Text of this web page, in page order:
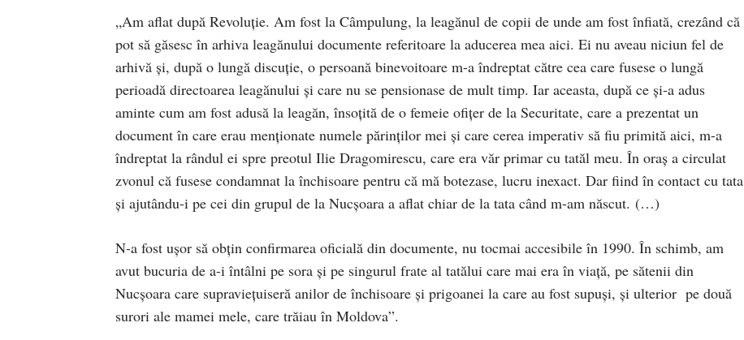
„Am aflat după Revoluţie. Am fost la Câmpulung, la leagănul de copii de unde am fost înfiată, crezând că
pot să găsesc în arhiva leagănului documente referitoare la aducerea mea aici. Ei nu aveau niciun fel de
arhivă şi, după o lungă discuţie, o persoană binevoitoare m-a îndreptat către cea care fusese o lungă
perioadă directoarea leagănului şi care nu se pensionase de mult timp. Iar aceasta, după ce şi-a adus
aminte cum am fost adusă la leagăn, însoţită de o femeie ofiţer de la Securitate, care a prezentat un
document în care erau menţionate numele părinţilor mei şi care cerea imperativ să fiu primită aici, m-a
îndreptat la rândul ei spre preotul Ilie Dragomirescu, care era văr primar cu tatăl meu. În oraş a circulat
zvonul că fusese condamnat la închisoare pentru că mă botezase, lucru inexact. Dar fiind în contact cu tata
şi ajutându-i pe cei din grupul de la Nucşoara a aflat chiar de la tata când m-am născut. (…)
N-a fost uşor să obţin confirmarea oficială din documente, nu tocmai accesibile în 1990. În schimb, am
avut bucuria de a-i întâlni pe sora şi pe singurul frate al tatălui care mai era în viaţă, pe sătenii din
Nucşoara care supravieţuiseră anilor de închisoare şi prigoanei la care au fost supuşi, şi ulterior pe două
surori ale mamei mele, care trăiau în Moldova”.